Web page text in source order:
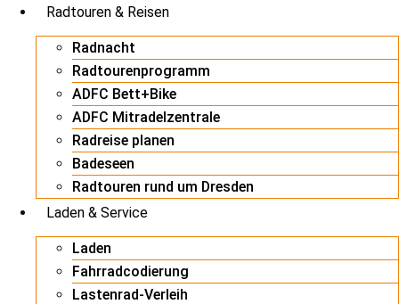
Radtouren & Reisen
Radnacht
Radtourenprogramm
ADFC Bett+Bike
ADFC Mitradelzentrale
Radreise planen
Badeseen
Radtouren rund um Dresden
Laden & Service
Laden
Fahrradcodierung
Lastenrad-Verleih